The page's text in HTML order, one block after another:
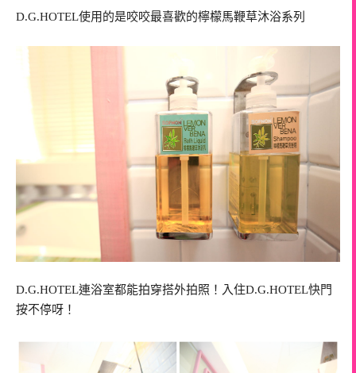
D.G.HOTEL使用的是咬咬最喜歡的檸檬馬鞭草沐浴系列
D.G.HOTEL連浴室都能拍穿搭外拍照！入住D.G.HOTEL快門
按不停呀！